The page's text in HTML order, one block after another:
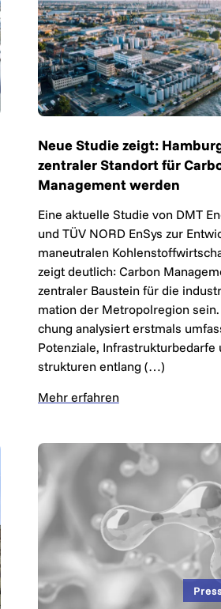
Neue Studie zeigt:
zentraler Standort für
Management werden
Eine ak­tu­el­le Stu­die von DMT
und TÜV NORD EnSys zur
ma­neu­tra­len
zeigt deut­lich: Carbon
zen­tra­ler Bau­stein für die
ma­tion der Me­tro­pol­re­gion
chung ana­ly­siert erst­mals
Po­ten­zi­a­le,
struk­tu­ren ent­lang (…)
Mehr erfahren